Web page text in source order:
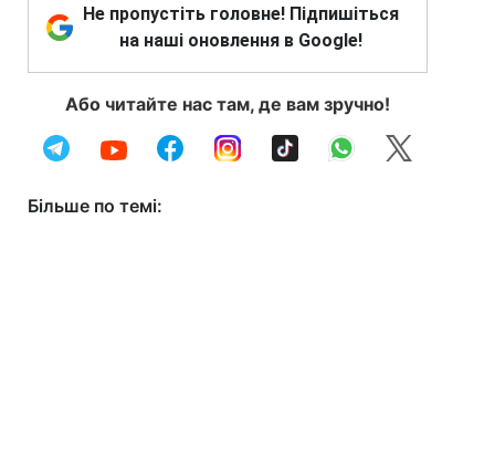
Не пропустіть головне! Підпишіться
на наші оновлення в Google!
Або читайте нас там, де вам зручно!
Більше по темі: